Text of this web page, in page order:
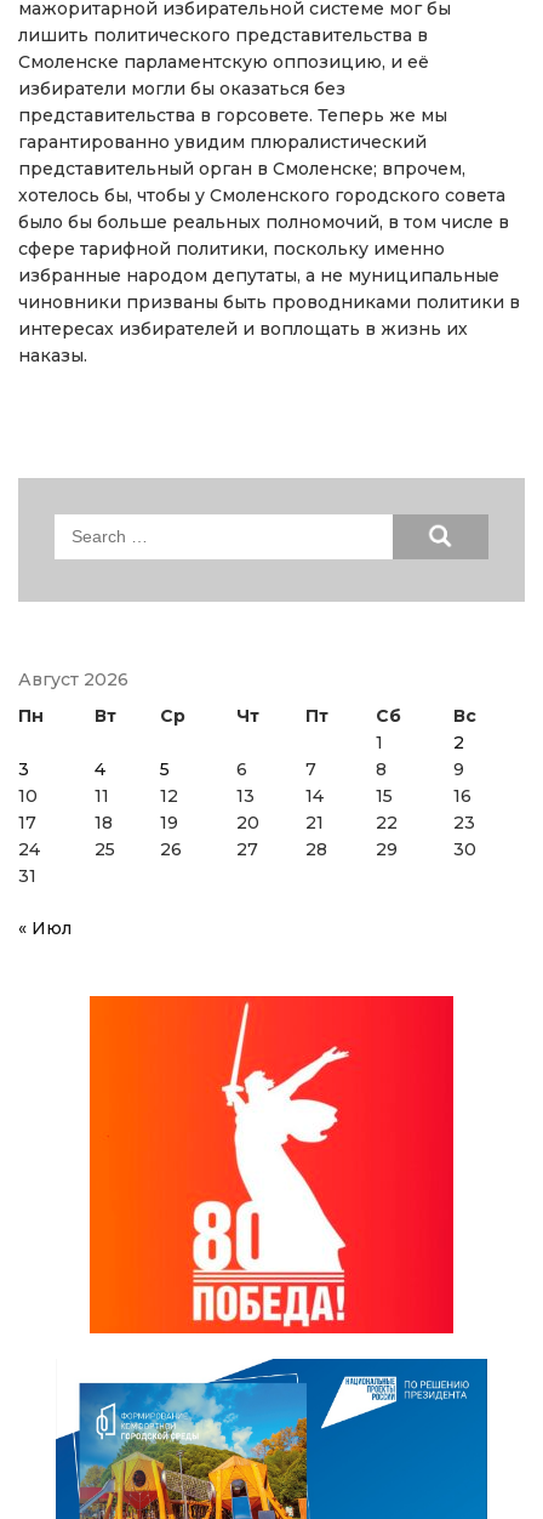
мажоритарной избирательной системе мог бы
лишить политического представительства в
Смоленске парламентскую оппозицию, и её
избиратели могли бы оказаться без
представительства в горсовете. Теперь же мы
гарантированно увидим плюралистический
представительный орган в Смоленске; впрочем,
хотелось бы, чтобы у Смоленского городского совета
было бы больше реальных полномочий, в том числе в
сфере тарифной политики, поскольку именно
избранные народом депутаты, а не муниципальные
чиновники призваны быть проводниками политики в
интересах избирателей и воплощать в жизнь их
наказы.
Search
Август 2026
Пн
Вт Ср Чт Пт Сб
Вс
1
2
3
4 5 6 7 8
9
10
11 12 13 14 15
16
17
18 19 20 21 22
23
24
25 26 27 28 29
30
31
« Июл